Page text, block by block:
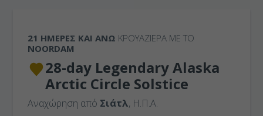
21 ΗΜΈΡΕΣ ΚΑΙ ΆΝΩ ΚΡΟΥΑΖΙΕΡΑ ΜΕ ΤΟ
NOORDAM
28-day Legendary Alaska
Arctic Circle Solstice
Αναχώρηση από Σιάτλ, Η.Π.Α.